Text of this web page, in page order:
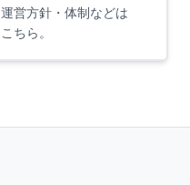
運営方針・体制などは
こちら。